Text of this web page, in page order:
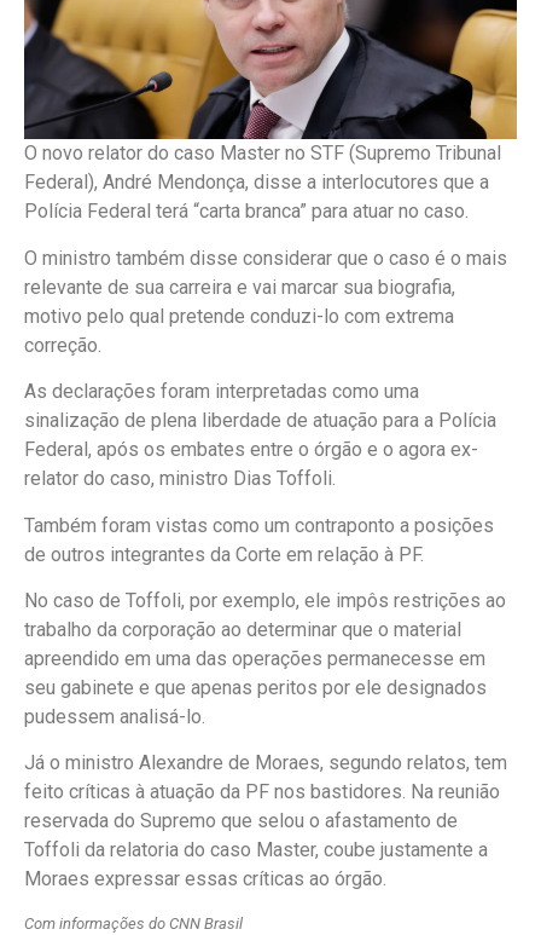
O novo relator do caso Master no STF (Supremo Tribunal
Federal), André Mendonça, disse a interlocutores que a
Polícia Federal terá “carta branca” para atuar no caso.
O ministro também disse considerar que o caso é o mais
relevante de sua carreira e vai marcar sua biografia,
motivo pelo qual pretende conduzi-lo com extrema
correção.
As declarações foram interpretadas como uma
sinalização de plena liberdade de atuação para a Polícia
Federal, após os embates entre o órgão e o agora ex-
relator do caso, ministro Dias Toffoli.
Também foram vistas como um contraponto a posições
de outros integrantes da Corte em relação à PF.
No caso de Toffoli, por exemplo, ele impôs restrições ao
trabalho da corporação ao determinar que o material
apreendido em uma das operações permanecesse em
seu gabinete e que apenas peritos por ele designados
pudessem analisá-lo.
Já o ministro Alexandre de Moraes, segundo relatos, tem
feito críticas à atuação da PF nos bastidores. Na reunião
reservada do Supremo que selou o afastamento de
Toffoli da relatoria do caso Master, coube justamente a
Moraes expressar essas críticas ao órgão.
Com informações do CNN Brasil